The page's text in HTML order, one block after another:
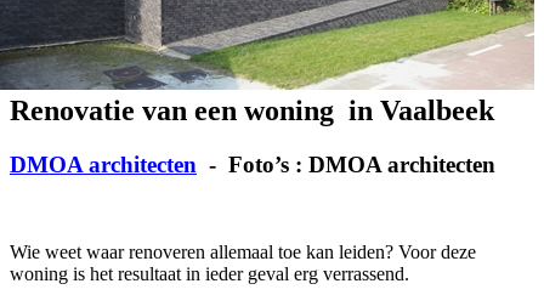
Renovatie van een woning in Vaalbeek
DMOA architecten - Foto’s : DMOA architecten
Wie weet waar renoveren allemaal toe kan leiden? Voor deze
woning is het resultaat in ieder geval erg verrassend.